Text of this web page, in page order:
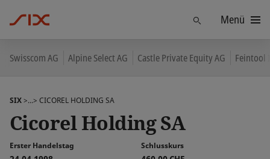
FindenMenü
Swisscom AG Alpine Select AG Castle Private Equity AG Feintool
SIX>...> CICOREL HOLDING SA
Cicorel Holding SA
Erster Handelstag Schlusskurs